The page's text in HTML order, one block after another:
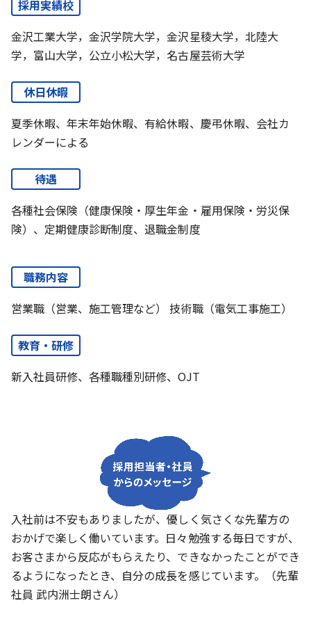
採用実績校
金沢工業大学，金沢学院大学，金沢星稜大学，北陸大
学，富山大学，公立小松大学，名古屋芸術大学
休日休暇
夏季休暇、年末年始休暇、有給休暇、慶弔休暇、会社カ
レンダーによる
待遇
各種社会保険（健康保険・厚生年金・雇用保険・労災保
険）、定期健康診断制度、退職金制度
職務内容
営業職（営業、施工管理など） 技術職（電気工事施工）
教育・研修
新入社員研修、各種職種別研修、OJT
入社前は不安もありましたが、優しく気さくな先輩方の
おかげで楽しく働いています。日々勉強する毎日ですが、
お客さまから反応がもらえたり、できなかったことができ
るようになったとき、自分の成長を感じています。（先輩
社員 武内洲士朗さん）